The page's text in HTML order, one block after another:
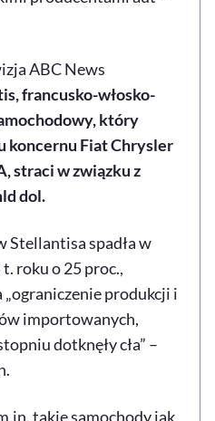
ABC News
francusko-włosko-
który
koncernu Fiat Chrysler
straci w związku z
dol.
Stellantisa spadła w
roku o 25 proc.,
„ograniczenie produkcji i
importowanych,
dotknęły cła” –
takie samochody jak